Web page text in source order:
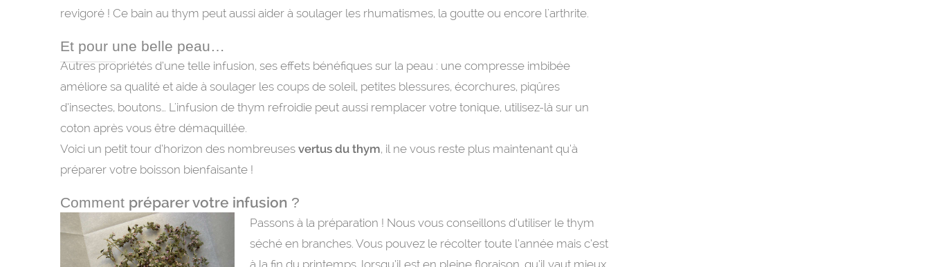
revigoré ! Ce bain au thym peut aussi aider à soulager les rhumatismes, la goutte ou encore l'arthrite.
Et pour une belle peau…
Autres propriétés d’une telle infusion, ses effets bénéfiques sur la peau : une compresse imbibée
améliore sa qualité et aide à soulager les coups de soleil, petites blessures, écorchures, piqûres
d’insectes, boutons… L'infusion de thym refroidie peut aussi remplacer votre tonique, utilisez-là sur un
coton après vous être démaquillée.
Voici un petit tour d’horizon des nombreuses vertus du thym, il ne vous reste plus maintenant qu’à
préparer votre boisson bienfaisante !
Comment préparer votre infusion ?
Passons à la préparation ! Nous vous conseillons d’utiliser le thym
séché en branches. Vous pouvez le récolter toute l’année mais c’est
à la fin du printemps, lorsqu’il est en pleine floraison, qu’il vaut mieux